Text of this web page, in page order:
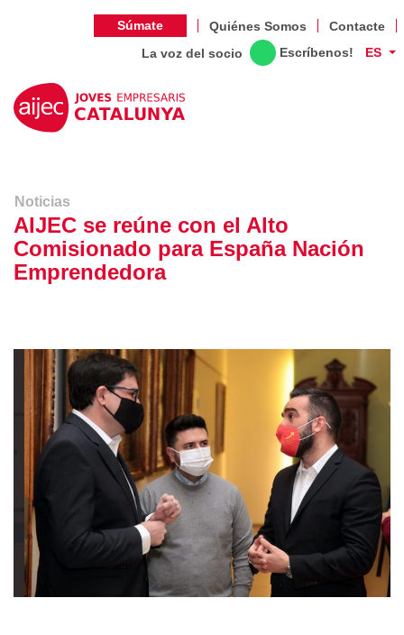
Súmate Quiénes Somos
Contacte
La voz del socio
Escríbenos! ES
Noticias
AIJEC se reúne con el Alto
Comisionado para España Nación
Emprendedora